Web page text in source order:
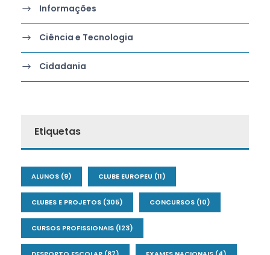
Informações
Ciência e Tecnologia
Cidadania
Etiquetas
ALUNOS (9) CLUBE EUROPEU (11)
CLUBES E PROJETOS (305) CONCURSOS (10)
CURSOS PROFISSIONAIS (123)